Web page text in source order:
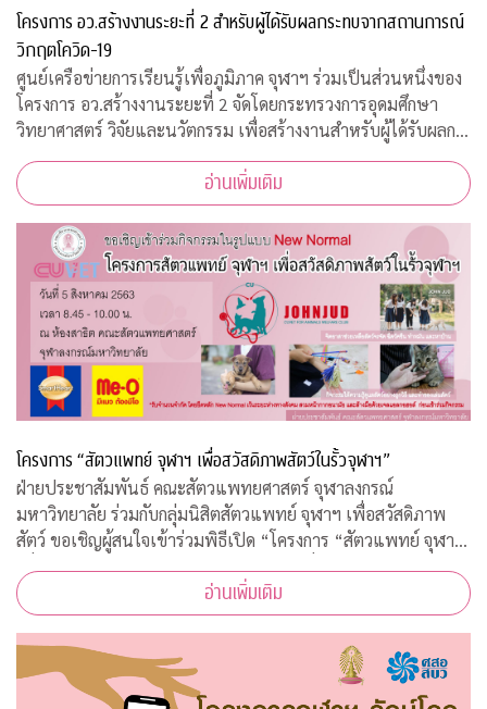
โครงการ อว.สร้างงานระยะที่ 2 สำหรับผู้ได้รับผลกระทบจากสถานการณ์
วิกฤตโควิด-19
ศูนย์เครือข่ายการเรียนรู้เพื่อภูมิภาค จุฬาฯ ร่วมเป็นส่วนหนึ่งของ
โครงการ อว.สร้างงานระยะที่ 2 จัดโดยกระทรวงการอุดมศึกษา
วิทยาศาสตร์ วิจัยและนวัตกรรม เพื่อสร้างงานสำหรับผู้ได้รับผลก
ระทบจากสถานการณ์วิกฤตโควิด-19 เปิดรับสมัครประชาชนทั่วไป
จำนวน 200 อัตรา
อ่านเพิ่มเติม
โครงการ “สัตวแพทย์ จุฬาฯ เพื่อสวัสดิภาพสัตว์ในรั้วจุฬาฯ”
ฝ่ายประชาสัมพันธ์ คณะสัตวแพทยศาสตร์ จุฬาลงกรณ์
มหาวิทยาลัย ร่วมกับกลุ่มนิสิตสัตวแพทย์ จุฬาฯ เพื่อสวัสดิภาพ
สัตว์ ขอเชิญผู้สนใจเข้าร่วมพิธีเปิด “โครงการ “สัตวแพทย์ จุฬาฯ
เพื่อสวัสดิภาพสัตว์ในรั้วจุฬาฯ” ในวันพุธที่ 5 สิงหาคม 2563
เวลา 08.45 – 10.00 น. ณ ห้ออ่านเพิ่มเติม